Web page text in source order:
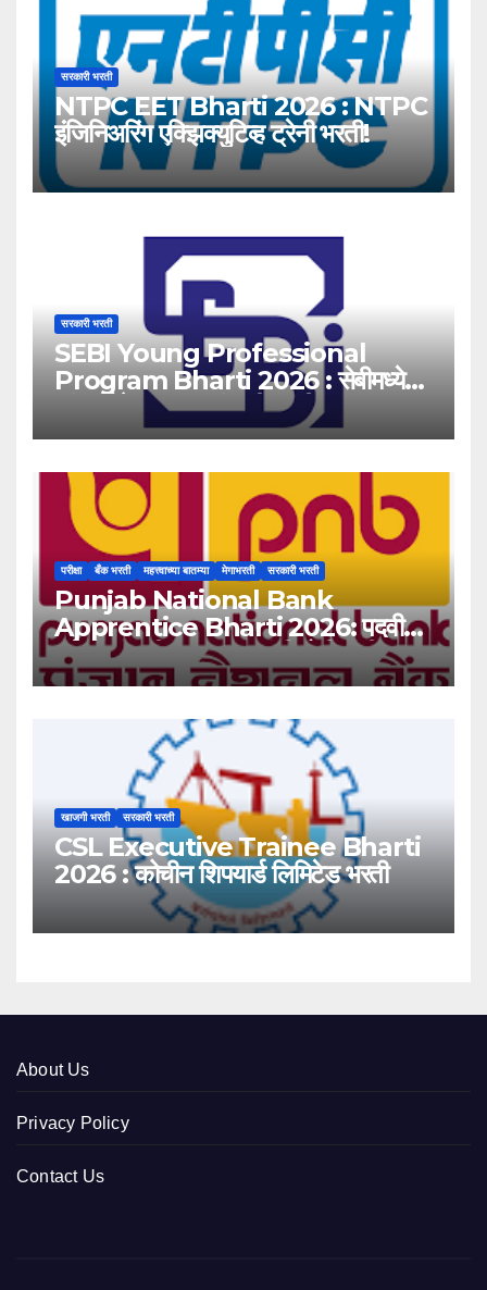
सरकारी भरती
NTPC EET Bharti 2026 : NTPC
इंजिनिअरिंग एक्झिक्युटिव्ह ट्रेनी भरती!
सरकारी भरती
SEBI Young Professional
Program Bharti 2026 : सेबीमध्ये
‘यंग प्रोफेशनल’ पदांसाठी भरती!
परीक्षा बँक भरती महत्त्वाच्या बातम्या मेगाभरती सरकारी भरती
Punjab National Bank
Apprentice Bharti 2026: पदवीधर
उमेदवारांसाठी ५१३८ जागांची मोठी संधी!
खाजगी भरती सरकारी भरती
CSL Executive Trainee Bharti
2026 : कोचीन शिपयार्ड लिमिटेड भरती
About Us
Privacy Policy
Contact Us